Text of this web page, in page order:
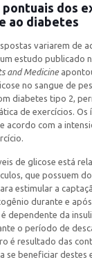
dos
ao diabetes
variarem de
estudo publicado
and Medicine
no sangue de
diabetes tipo 2,
de exercícios. Os
acordo com a
de glicose está
que possuem
estimular a
durante e
dependente da
o período de
é resultado das
se beneficiar destes